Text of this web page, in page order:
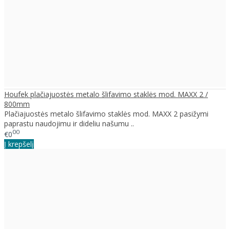
Houfek plačiajuostės metalo šlifavimo staklės mod. MAXX 2 /
800mm
Plačiajuostės metalo šlifavimo staklės mod. MAXX 2 pasižymi
paprastu naudojimu ir dideliu našumu ..
€000
Į krepšelį